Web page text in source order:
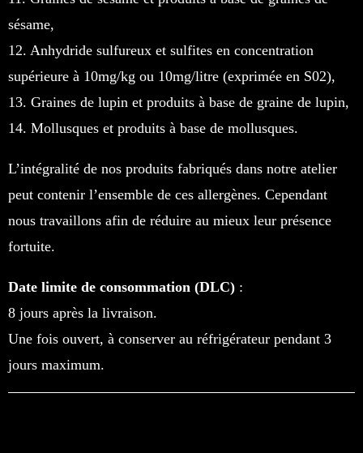
sésame,
12. Anhydride sulfureux et sulfites en concentration
supérieure à 10mg/kg ou 10mg/litre (exprimée en S02),
13. Graines de lupin et produits à base de graine de lupin,
14. Mollusques et produits à base de mollusques.
L’intégralité de nos produits fabriqués dans notre atelier
peut contenir l’ensemble de ces allergènes. Cependant
nous travaillons afin de réduire au mieux leur présence
fortuite.
Date limite de consommation (DLC) :
8 jours après la livraison.
Une fois ouvert, à conserver au réfrigérateur pendant 3
jours maximum.